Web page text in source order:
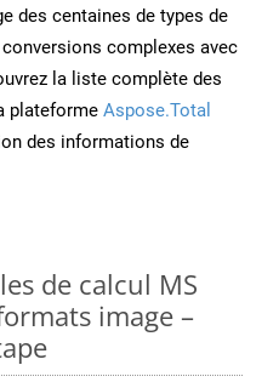
des centaines de types de
complexes avec
la liste complète des
plateforme Aspose.Total
des informations de
de calcul MS
image –